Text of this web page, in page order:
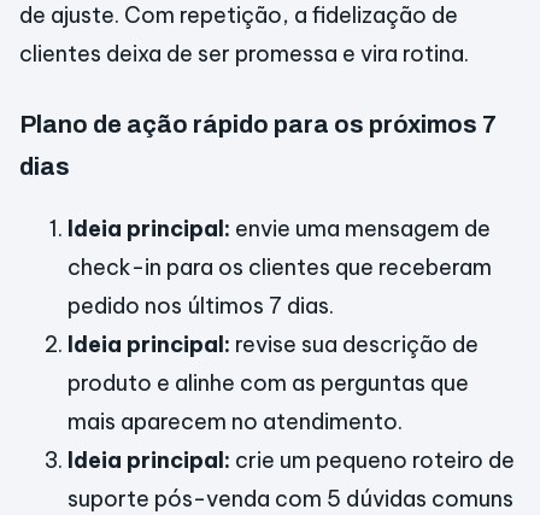
de ajuste. Com repetição, a fidelização de
clientes deixa de ser promessa e vira rotina.
Plano de ação rápido para os próximos 7
dias
Ideia principal: envie uma mensagem de
check-in para os clientes que receberam
pedido nos últimos 7 dias.
Ideia principal: revise sua descrição de
produto e alinhe com as perguntas que
mais aparecem no atendimento.
Ideia principal: crie um pequeno roteiro de
suporte pós-venda com 5 dúvidas comuns